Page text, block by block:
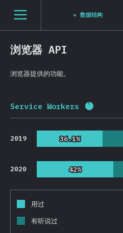
[zh-Hans] general.open_nav
« 数据结构
浏览器 API
浏览器提供的功能。
Service Workers 完成率:
2019 36.1%
36.1%
2020 42%
42%
用过
有听说过